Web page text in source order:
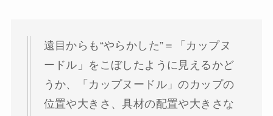
遠目からも“やらかした”＝「カップヌ
ードル」をこぼしたように見えるかど
うか、「カップヌードル」のカップの
位置や大きさ、具材の配置や大きさな